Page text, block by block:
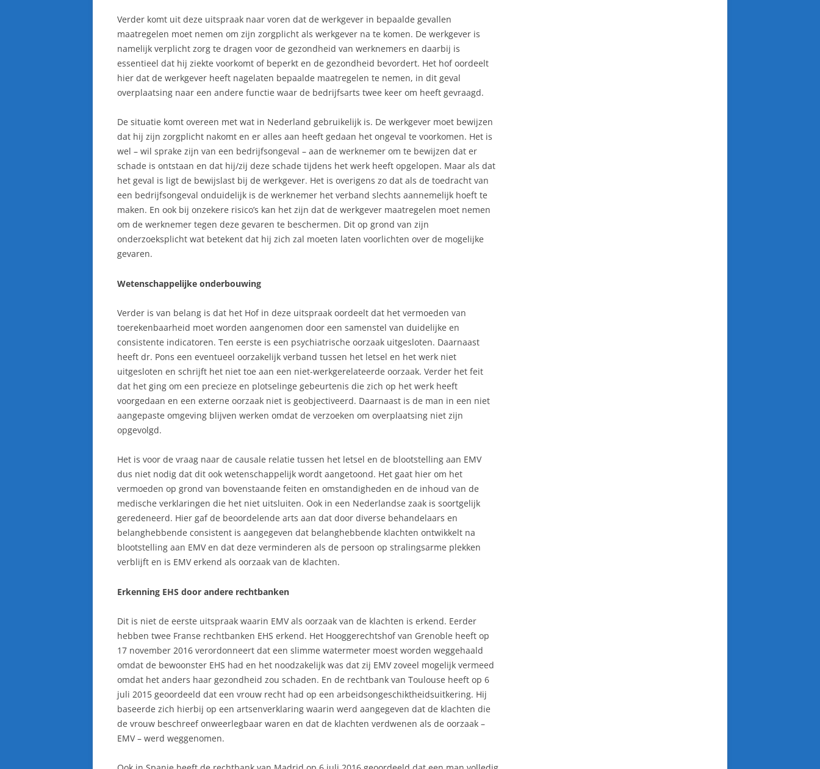
Verder komt uit deze uitspraak naar voren dat de werkgever in bepaalde gevallen
maatregelen moet nemen om zijn zorgplicht als werkgever na te komen. De werkgever is
namelijk verplicht zorg te dragen voor de gezondheid van werknemers en daarbij is
essentieel dat hij ziekte voorkomt of beperkt en de gezondheid bevordert. Het hof oordeelt
hier dat de werkgever heeft nagelaten bepaalde maatregelen te nemen, in dit geval
overplaatsing naar een andere functie waar de bedrijfsarts twee keer om heeft gevraagd.
De situatie komt overeen met wat in Nederland gebruikelijk is. De werkgever moet bewijzen
dat hij zijn zorgplicht nakomt en er alles aan heeft gedaan het ongeval te voorkomen. Het is
wel – wil sprake zijn van een bedrijfsongeval – aan de werknemer om te bewijzen dat er
schade is ontstaan en dat hij/zij deze schade tijdens het werk heeft opgelopen. Maar als dat
het geval is ligt de bewijslast bij de werkgever. Het is overigens zo dat als de toedracht van
een bedrijfsongeval onduidelijk is de werknemer het verband slechts aannemelijk hoeft te
maken. En ook bij onzekere risico’s kan het zijn dat de werkgever maatregelen moet nemen
om de werknemer tegen deze gevaren te beschermen. Dit op grond van zijn
onderzoeksplicht wat betekent dat hij zich zal moeten laten voorlichten over de mogelijke
gevaren.
Wetenschappelijke onderbouwing
Verder is van belang is dat het Hof in deze uitspraak oordeelt dat het vermoeden van
toerekenbaarheid moet worden aangenomen door een samenstel van duidelijke en
consistente indicatoren. Ten eerste is een psychiatrische oorzaak uitgesloten. Daarnaast
heeft dr. Pons een eventueel oorzakelijk verband tussen het letsel en het werk niet
uitgesloten en schrijft het niet toe aan een niet-werkgerelateerde oorzaak. Verder het feit
dat het ging om een precieze en plotselinge gebeurtenis die zich op het werk heeft
voorgedaan en een externe oorzaak niet is geobjectiveerd. Daarnaast is de man in een niet
aangepaste omgeving blijven werken omdat de verzoeken om overplaatsing niet zijn
opgevolgd.
Het is voor de vraag naar de causale relatie tussen het letsel en de blootstelling aan EMV
dus niet nodig dat dit ook wetenschappelijk wordt aangetoond. Het gaat hier om het
vermoeden op grond van bovenstaande feiten en omstandigheden en de inhoud van de
medische verklaringen die het niet uitsluiten. Ook in een Nederlandse zaak is soortgelijk
geredeneerd. Hier gaf de beoordelende arts aan dat door diverse behandelaars en
belanghebbende consistent is aangegeven dat belanghebbende klachten ontwikkelt na
blootstelling aan EMV en dat deze verminderen als de persoon op stralingsarme plekken
verblijft en is EMV erkend als oorzaak van de klachten.
Erkenning EHS door andere rechtbanken
Dit is niet de eerste uitspraak waarin EMV als oorzaak van de klachten is erkend. Eerder
hebben twee Franse rechtbanken EHS erkend. Het Hooggerechtshof van Grenoble heeft op
17 november 2016 verordonneert dat een slimme watermeter moest worden weggehaald
omdat de bewoonster EHS had en het noodzakelijk was dat zij EMV zoveel mogelijk vermeed
omdat het anders haar gezondheid zou schaden. En de rechtbank van Toulouse heeft op 6
juli 2015 geoordeeld dat een vrouw recht had op een arbeidsongeschiktheidsuitkering. Hij
baseerde zich hierbij op een artsenverklaring waarin werd aangegeven dat de klachten die
de vrouw beschreef onweerlegbaar waren en dat de klachten verdwenen als de oorzaak –
EMV – werd weggenomen.